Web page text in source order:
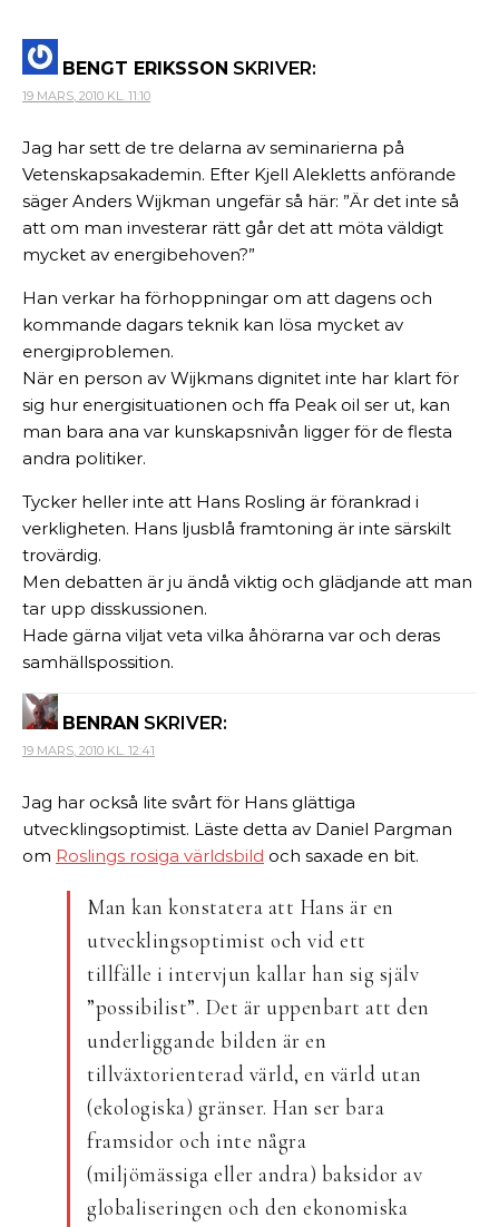
BENGT ERIKSSON SKRIVER:
19 MARS, 2010 KL. 11:10
Jag har sett de tre delarna av seminarierna på
Vetenskapsakademin. Efter Kjell Alekletts anförande
säger Anders Wijkman ungefär så här: ”Är det inte så
att om man investerar rätt går det att möta väldigt
mycket av energibehoven?”
Han verkar ha förhoppningar om att dagens och
kommande dagars teknik kan lösa mycket av
energiproblemen.
När en person av Wijkmans dignitet inte har klart för
sig hur energisituationen och ffa Peak oil ser ut, kan
man bara ana var kunskapsnivån ligger för de flesta
andra politiker.
Tycker heller inte att Hans Rosling är förankrad i
verkligheten. Hans ljusblå framtoning är inte särskilt
trovärdig.
Men debatten är ju ändå viktig och glädjande att man
tar upp disskussionen.
Hade gärna viljat veta vilka åhörarna var och deras
samhällspossition.
BENRAN SKRIVER:
19 MARS, 2010 KL. 12:41
Jag har också lite svårt för Hans glättiga
utvecklingsoptimist. Läste detta av Daniel Pargman
om Roslings rosiga världsbild och saxade en bit.
Man kan konstatera att Hans är en
utvecklingsoptimist och vid ett
tillfälle i intervjun kallar han sig själv
”possibilist”. Det är uppenbart att den
underliggande bilden är en
tillväxtorienterad värld, en värld utan
(ekologiska) gränser. Han ser bara
framsidor och inte några
(miljömässiga eller andra) baksidor av
globaliseringen och den ekonomiska